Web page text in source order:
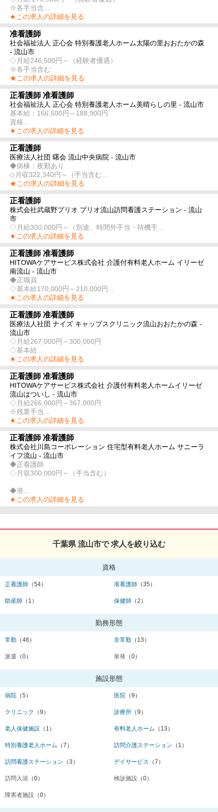
※各手当含...
★この求人の詳細を見る
准看護師
社会福祉法人 正心会 特別養護老人ホーム太陽の里おおたかの森
- 流山市
◇月給246,500円～（経験者優遇）
※各手当含む
★この求人の詳細を見る
正看護師 准看護師
社会福祉法人 正心会 特別養護老人ホーム美晴らしの里 - 流山市
基本給：166,500円～188,900円
資格...
★この求人の詳細を見る
正看護師
医療法人社団 曙会 流山中央病院 - 流山市
◆病棟：夜勤あり
◇月収322,340円～（手当含む...
★この求人の詳細を見る
正看護師
株式会社武蔵野プリオ プリオ流山訪問看護ステーション - 流山
市
◇月給300,000円～（別途、時間外手当・待機手...
★この求人の詳細を見る
正看護師 准看護師
HITOWAケアサービス株式会社 介護付有料老人ホーム イリーゼ
南流山 - 流山市
◆正職員
◇基本給170,000円～210,000円...
★この求人の詳細を見る
正看護師 准看護師
医療法人社団 ナイズ キャップスクリニック流山おおたかの森 -
流山市
◇月給267,000円～300,000円
◇基本給...
★この求人の詳細を見る
正看護師 准看護師
HITOWAケアサービス株式会社 介護付有料老人ホームイリーゼ
流山はついし - 流山市
◇月給266,000円～367,000円
※残業手当...
★この求人の詳細を見る
正看護師 准看護師
株式会社川島コーポレーション 住宅型有料老人ホーム サニーラ
イフ流山 - 流山市
◆正看護師
◇月収300,000円～（手当含む）
◆准...
★この求人の詳細を見る
千葉県 流山市で 求人を絞り込む
資格
正看護師 （54） 准看護師 （35）
助産師 （1） 保健師 （2）
勤務形態
常勤 （46） 非常勤 （13）
派遣 （0） 単発 （0）
施設形態
病院 （5） 医院 （9）
クリニック （9） 診療所 （9）
老人保健施設 （1） 有料老人ホーム （13）
特別養護老人ホーム （7） 訪問介護ステーション （1）
訪問看護ステーション （3） デイサービス （7）
訪問入浴 （0） 検診施設 （0）
障害者施設 （0）